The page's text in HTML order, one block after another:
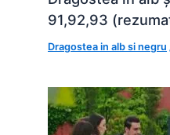
91,92,93
Dragostea in alb si negru